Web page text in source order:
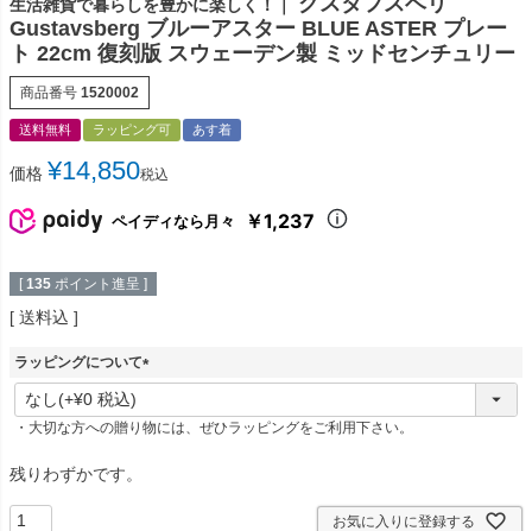
生活雑貨で暮らしを豊かに楽しく！｜
Gustavsberg ブルーアスター BLUE ASTER プレー
ト 22cm 復刻版 スウェーデン製 ミッドセンチュリー
商品番号 1520002
送料無料 ラッピング可 あす着
価格 ¥14,850税込
ペイディなら月々 ￥1,237
[ 135 ポイント進呈 ]
送料込
ラッピングについて
(
須
・大切な方への贈り物には、ぜひラッピングをご利用下さい。
残りわずかです。
お気に入りに登録する